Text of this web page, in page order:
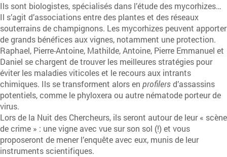
Ils sont biologistes, spécialisés dans l’étude des mycorhizes…
Il s’agit d’associations entre des plantes et des réseaux
souterrains de champignons. Les mycorhizes peuvent apporter
de grands bénéfices aux vignes, notamment une protection.
Raphael, Pierre-Antoine, Mathilde, Antoine, Pierre Emmanuel et
Daniel se chargent de trouver les meilleures stratégies pour
éviter les maladies viticoles et le recours aux intrants
chimiques. Ils se transforment alors en profilersd’assassins
potentiels, comme le phyloxera ou autre nématode porteur de
virus.
Lors de la Nuit des Chercheurs, ils seront autour de leur « scène
de crime » : une vigne avec vue sur son sol (!) et vous
proposeront de mener l’enquête avec eux, munis de leur
instruments scientifiques.